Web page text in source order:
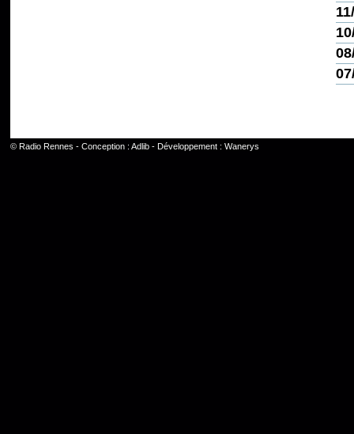
© Radio Rennes - Conception : Adlib- Développement : Wanerys